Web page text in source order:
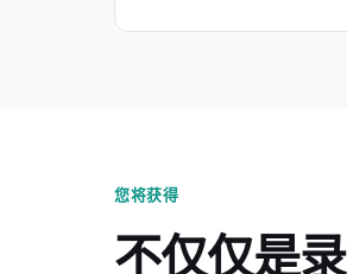
您将获得
不仅仅是